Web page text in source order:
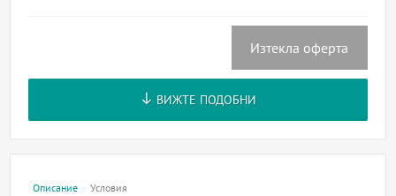
Изтекла оферта
ВИЖТЕ ПОДОБНИ
Описание Условия